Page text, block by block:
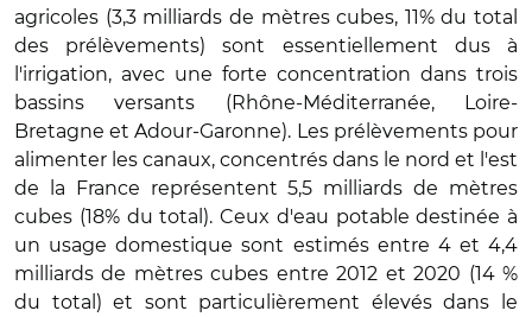
agricoles (3,3 milliards de mètres cubes, 11% du total
des prélèvements) sont essentiellement dus à
l'irrigation, avec une forte concentration dans trois
bassins versants (Rhône-Méditerranée, Loire-
Bretagne et Adour-Garonne). Les prélèvements pour
alimenter les canaux, concentrés dans le nord et l'est
de la France représentent 5,5 milliards de mètres
cubes (18% du total). Ceux d'eau potable destinée à
un usage domestique sont estimés entre 4 et 4,4
milliards de mètres cubes entre 2012 et 2020 (14 %
du total) et sont particulièrement élevés dans le